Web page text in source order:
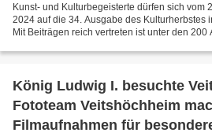
Kunst- und Kulturbegeisterte dürfen sich vom
2024 auf die 34. Ausgabe des Kulturherbstes
Mit Beiträgen reich vertreten ist unter den 200
König Ludwig I. besuchte
Fototeam Veitshöchheim
Filmaufnahmen für